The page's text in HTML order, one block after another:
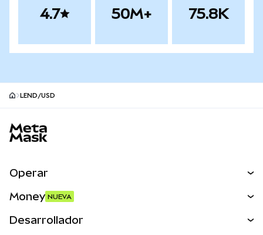
4.7 50M+ 75.8K
LEND/USD
Operar
Money NUEVA
Desarrollador